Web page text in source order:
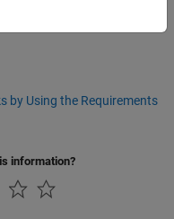
by Using the Requirements
information?